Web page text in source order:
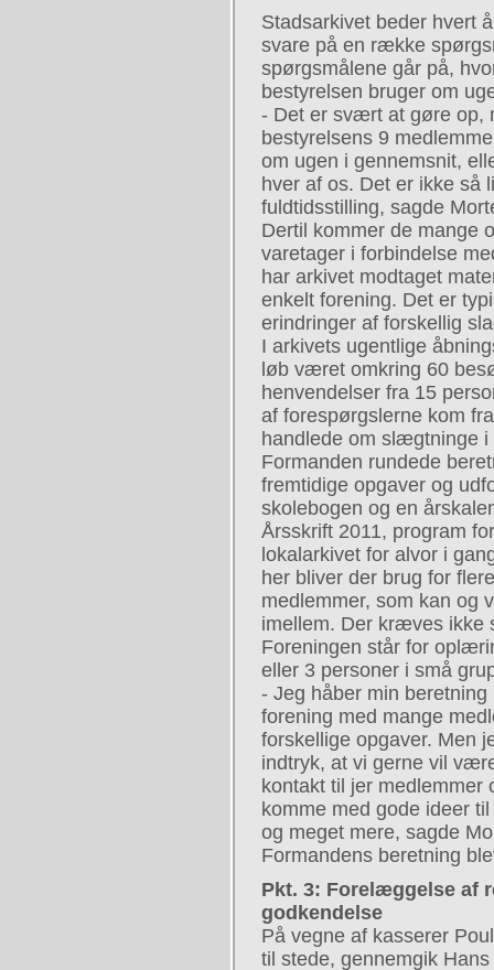
Stadsarkivet beder hvert
svare på en række
spørgsmålene går på,
bestyrelsen bruger om
- Det er svært at gøre op,
bestyrelsens 9
om ugen i gennemsnit,
hver af os. Det er ikke så
fuldtidsstilling, sagde
Dertil kommer de mange
varetager i forbindelse
har arkivet modtaget
enkelt forening. Det er
erindringer af forskellig
I arkivets ugentlige
løb været omkring 60
henvendelser fra 15
af forespørgslerne kom
handlede om slægtninge i
Formanden rundede
fremtidige opgaver og
skolebogen og en
Årsskrift 2011, program
lokalarkivet for alvor i
her bliver der brug for
medlemmer, som kan og
imellem. Der kræves ikke
Foreningen står for
eller 3 personer i små
- Jeg håber min
forening med mange
forskellige opgaver. Men
indtryk, at vi gerne vil
kontakt til jer medlemmer
komme med gode ideer
og meget mere, sagde
Formandens beretning
Pkt. 3: Forelæggelse af
godkendelse
På vegne af kasserer
til stede, gennemgik